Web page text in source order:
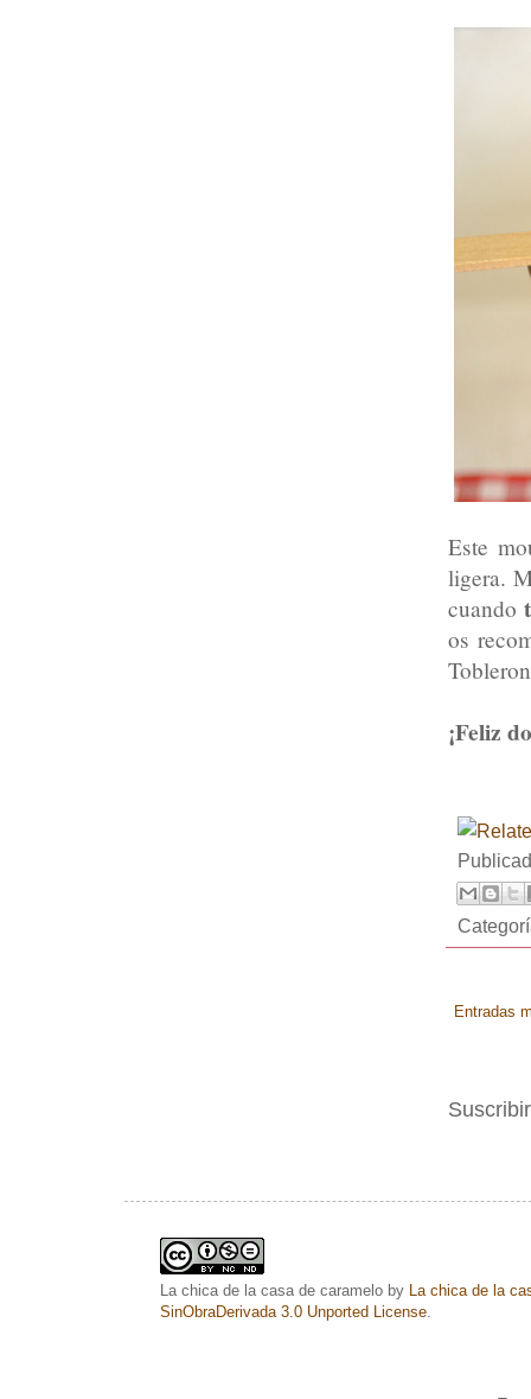
Este
ligera.
cuando
os
¡Feliz
Entradas
La chica de la casa de caramelo by La chica de la
SinObraDerivada 3.0 Unported License.